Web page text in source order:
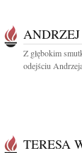
Z głębokim
odejściu
TERESA